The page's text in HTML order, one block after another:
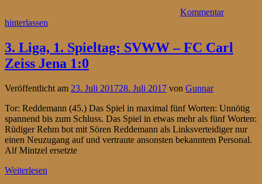
Kommentar
hinterlassen
3. Liga, 1. Spieltag: SVWW – FC Carl
Zeiss Jena 1:0
Veröffentlicht am 23. Juli 201728. Juli 2017 von Gunnar
Tor: Reddemann (45.) Das Spiel in maximal fünf Worten: Unnötig
spannend bis zum Schluss. Das Spiel in etwas mehr als fünf Worten:
Rüdiger Rehm bot mit Sören Reddemann als Linksverteidiger nur
einen Neuzugang auf und vertraute ansonsten bekanntem Personal.
Alf Mintzel ersetzte
Weiterlesen